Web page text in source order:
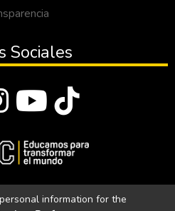
Sociales
information for the